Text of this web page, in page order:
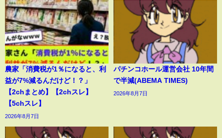
農家「消費税が1％になると、利
益が7%減るんだけど！？」
【2chまとめ】【2chスレ】
【5chスレ】
2026年8月7日
パチンコホール運営会社 10年間
で半減(ABEMA TIMES)
2026年8月7日